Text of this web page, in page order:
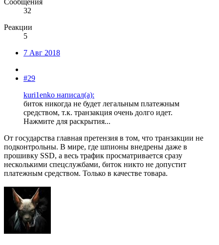
32
Реакции
5
7 Авг 2018
#29
kuri1enko написал(а):
биток никогда не будет легальным платежным
средством, т.к. транзакция очень долго идет.
Нажмите для раскрытия...
От государства главная претензия в том, что транзакции не
подконтрольны. В мире, где шпионы внедрены даже в
прошивку SSD, а весь трафик просматривается сразу
несколькими спецслужбами, биток никто не допустит
платежным средством. Только в качестве товара.